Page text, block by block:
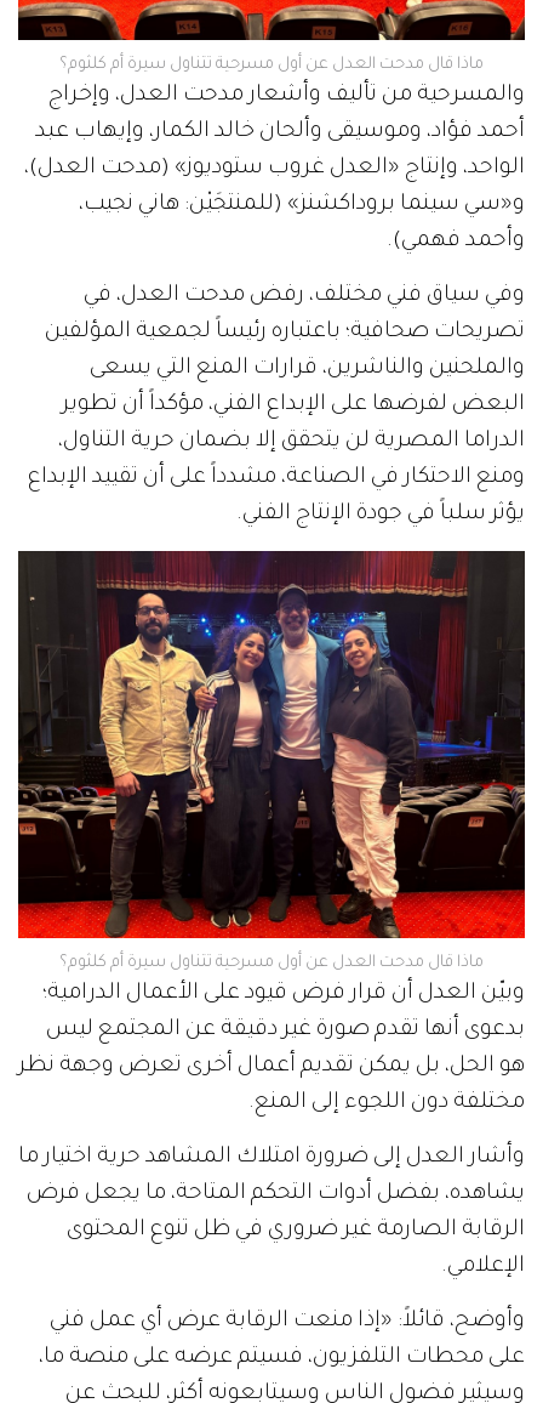
ماذا قال مدحت العدل عن أول مسرحية تتناول سيرة أم كلثوم؟
والمسرحية من تأليف وأشعار مدحت العدل، وإخراج
أحمد فؤاد، وموسيقى وألحان خالد الكمار، وإيهاب عبد
الواحد، وإنتاج «العدل غروب ستوديوز» (مدحت العدل)،
و«سي سينما بروداكشنز» (للمنتجَيْن: هاني نجيب،
وأحمد فهمي).
وفي سياق فني مختلف، رفض مدحت العدل، في
تصريحات صحافية؛ باعتباره رئيساً لجمعية المؤلفين
والملحنين والناشرين، قرارات المنع التي يسعى
البعض لفرضها على الإبداع الفني، مؤكداً أن تطوير
الدراما المصرية لن يتحقق إلا بضمان حرية التناول،
ومنع الاحتكار في الصناعة، مشدداً على أن تقييد الإبداع
يؤثر سلباً في جودة الإنتاج الفني.
ماذا قال مدحت العدل عن أول مسرحية تتناول سيرة أم كلثوم؟
وبيّن العدل أن قرار فرض قيود على الأعمال الدرامية؛
بدعوى أنها تقدم صورة غير دقيقة عن المجتمع ليس
هو الحل، بل يمكن تقديم أعمال أخرى تعرض وجهة نظر
مختلفة دون اللجوء إلى المنع.
وأشار العدل إلى ضرورة امتلاك المشاهد حرية اختيار ما
يشاهده، بفضل أدوات التحكم المتاحة، ما يجعل فرض
الرقابة الصارمة غير ضروري في ظل تنوع المحتوى
الإعلامي.
وأوضح، قائلاً: «إذا منعت الرقابة عرض أي عمل فني
على محطات التلفزيون، فسيتم عرضه على منصة ما،
وسيثير فضول الناس وسيتابعونه أكثر، للبحث عن